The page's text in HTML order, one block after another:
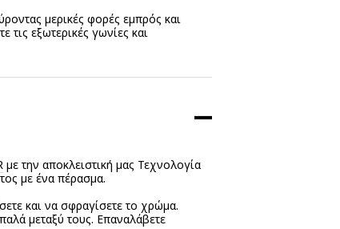
μερικές φορές εμπρός και
εξωτερικές γωνίες και
με την αποκλειστική μας Τεχνολογία
με ένα πέρασμα.
και να σφραγίσετε το χρώμα.
μεταξύ τους. Επαναλάβετε